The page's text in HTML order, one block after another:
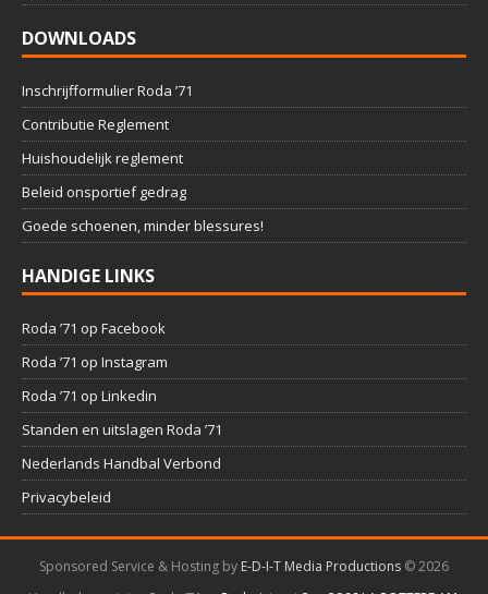
DOWNLOADS
Inschrijfformulier Roda ’71
Contributie Reglement
Huishoudelijk reglement
Beleid onsportief gedrag
Goede schoenen, minder blessures!
HANDIGE LINKS
Roda ’71 op Facebook
Roda ’71 op Instagram
Roda ’71 op Linkedin
Standen en uitslagen Roda ’71
Nederlands Handbal Verbond
Privacybeleid
Sponsored Service & Hosting by E-D-I-T Media Productions ©2026